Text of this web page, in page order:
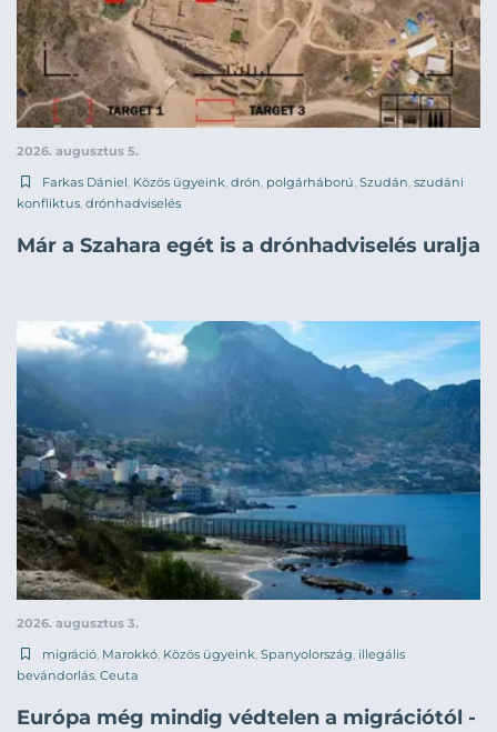
2026. augusztus 5.
Farkas Dániel Közös ügyeink drón polgárháború Szudán szudáni
konfliktus drónhadviselés
Már a Szahara egét is a drónhadviselés uralja
2026. augusztus 3.
migráció, Marokkó, Közös ügyeink, Spanyolország, illegális
bevándorlás, Ceuta
Európa még mindig védtelen a migrációtól -